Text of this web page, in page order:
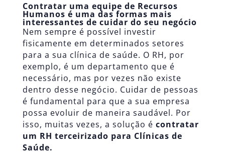
Contratar uma equipe de Recursos
Humanos é uma das formas mais
interessantes de cuidar do seu negócio
Nem sempre é possível investir
fisicamente em determinados setores
para a sua clínica de saúde. O RH, por
exemplo, é um departamento que é
necessário, mas por vezes não existe
dentro desse negócio. Cuidar de pessoas
é fundamental para que a sua empresa
possa evoluir de maneira saudável. Por
isso, muitas vezes, a solução é contratar
um RH terceirizado para Clínicas de
Saúde.